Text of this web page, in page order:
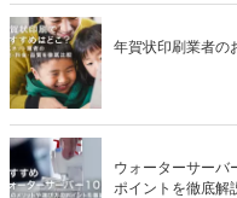
年賀状印刷業者の
ウォーターサーバ
ポイントを徹底解